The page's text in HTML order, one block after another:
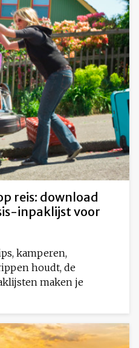
reis: download
inpaklijst voor
kamperen,
houdt, de
maken je